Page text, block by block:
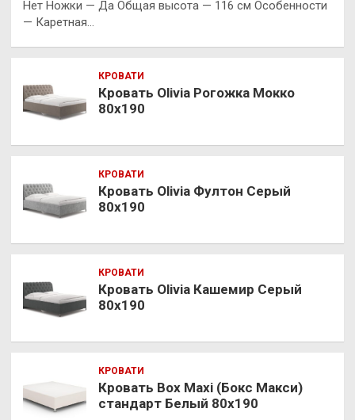
Нет Ножки — Да Общая высота — 116 см Особенности
— Каретная…
КРОВАТИ
Кровать Olivia Рогожка Мокко
80х190
КРОВАТИ
Кровать Olivia Фултон Серый
80х190
КРОВАТИ
Кровать Olivia Кашемир Серый
80х190
КРОВАТИ
Кровать Box Maxi (Бокс Макси)
стандарт Белый 80х190